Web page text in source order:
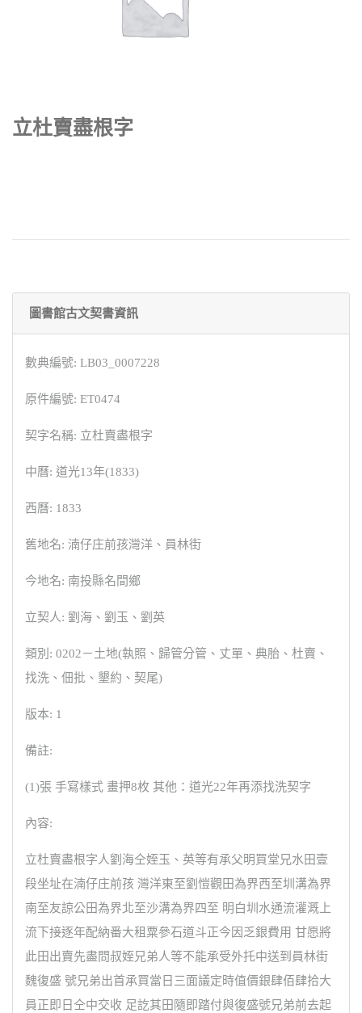
立杜賣盡根字
圖書館古文契書資訊
數典編號: LB03_0007228
原件編號: ET0474
契字名稱: 立杜賣盡根字
中曆: 道光13年(1833)
西曆: 1833
舊地名: 湳仔庄前孩灣洋、員林街
今地名: 南投縣名間鄉
立契人: 劉海、劉玉、劉英
類別: 0202－土地(執照、歸管分管、丈單、典胎、杜賣、
找洗、佃批、墾約、契尾)
版本: 1
備註:
(1)張 手寫樣式 畫押8枚 其他：道光22年再添找洗契字
內容:
立杜賣盡根字人劉海仝姪玉、英等有承父明買堂兄水田壹
段坐址在湳仔庄前孩 灣洋東至劉愷觀田為界西至圳溝為界
南至友諒公田為界北至沙溝為界四至 明白圳水通流灌溉上
流下接逐年配納番大租粟參石道斗正今因乏銀費用 甘愿將
此田出賣先盡問叔姪兄弟人等不能承受外托中送到員林街
魏復盛 號兄弟出首承買當日三面議定時值價銀肆佰肆拾大
員正即日仝中交收 足訖其田隨即踏付與復盛號兄弟前去起